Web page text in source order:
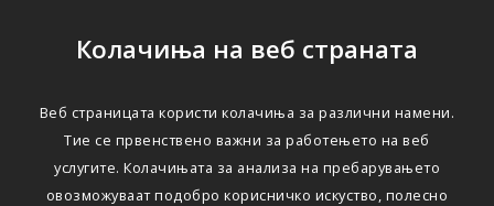
Колачиња на веб страната
Веб страницата користи колачиња за различни намени.
Тие се првенствено важни за работењето на веб
услугите. Колачињата за анализа на пребарувањето
овозможуваат подобро корисничко искуство, полесно